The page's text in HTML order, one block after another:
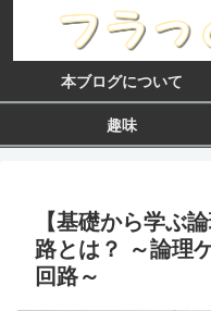
本ブログについて
趣味
【基礎から学ぶ
路とは？ ～論理
回路～